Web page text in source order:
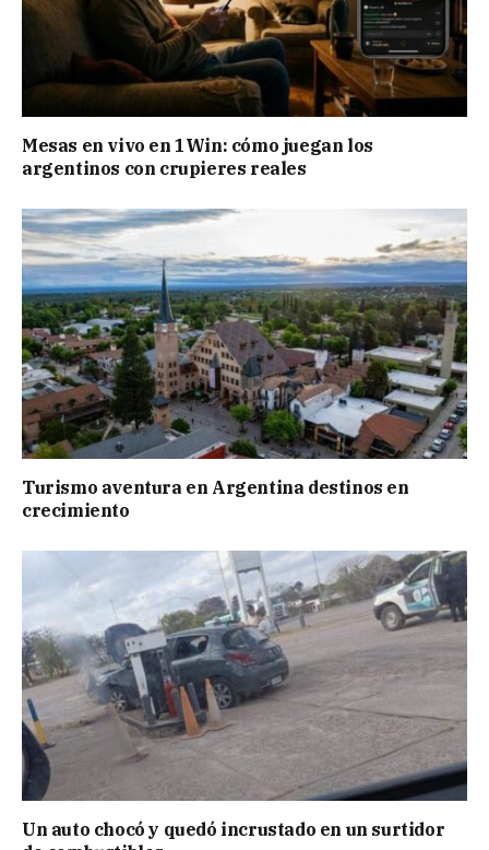
Mesas en vivo en 1Win: cómo juegan los
argentinos con crupieres reales
Turismo aventura en Argentina destinos en
crecimiento
Un auto chocó y quedó incrustado en un surtidor